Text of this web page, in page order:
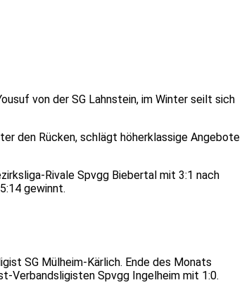
von der SG Lahnstein, im Winter seilt sich
den Rücken, schlägt höherklassige Angebote
Rivale Spvgg Biebertal mit 3:1 nach
gewinnt.
SG Mülheim-Kärlich. Ende des Monats
Verbandsligisten Spvgg Ingelheim mit 1:0.